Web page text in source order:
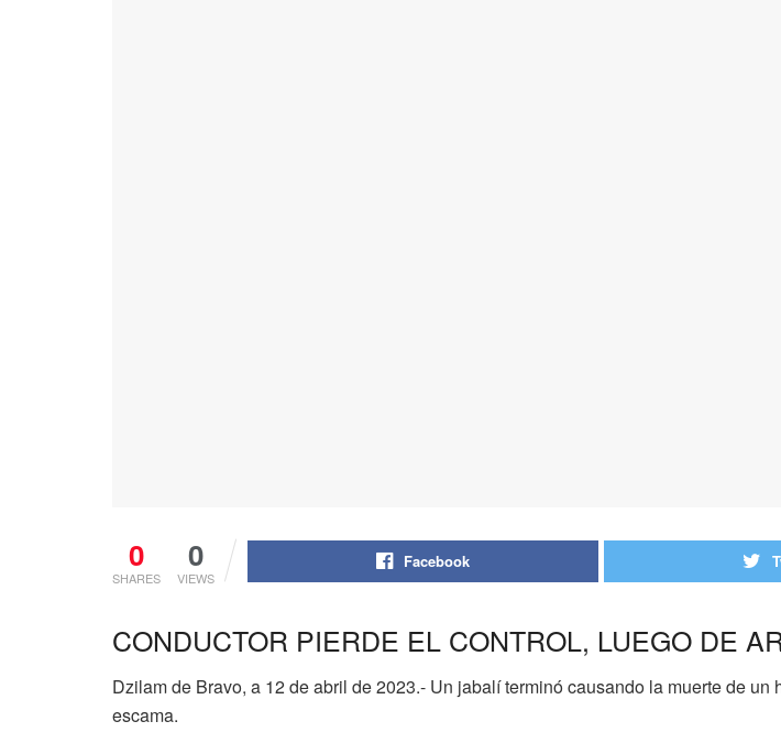
0
SHARES
0
VIEWS
Facebook
CONDUCTOR PIERDE EL CONTROL, LUEGO DE
Dzilam de Bravo, a 12 de abril de 2023.- Un jabalí terminó causando la muerte de
escama.